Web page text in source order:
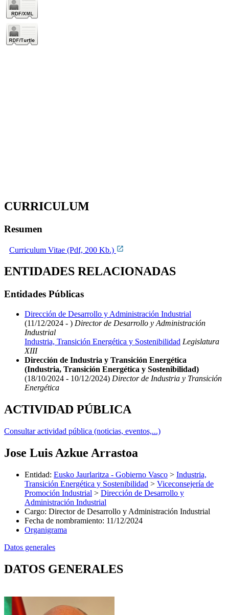
CURRICULUM
Resumen
Curriculum Vitae (Pdf, 200 Kb.)
ENTIDADES RELACIONADAS
Entidades Públicas
Dirección de Desarrollo y Administración Industrial
(11/12/2024 - ) Director de Desarrollo y Administración
Industrial
Industria, Transición Energética y Sostenibilidad Legislatura
XIII
Dirección de Industria y Transición Energética
(Industria, Transición Energética y Sostenibilidad)
(18/10/2024 - 10/12/2024) Director de Industria y Transición
Energética
ACTIVIDAD PÚBLICA
Consultar actividad pública (noticias, eventos,...)
Jose Luis Azkue Arrastoa
Entidad: Eusko Jaurlaritza - Gobierno Vasco > Industria,
Transición Energética y Sostenibilidad > Viceconsejería de
Promoción Industrial > Dirección de Desarrollo y
Administración Industrial
Cargo: Director de Desarrollo y Administración Industrial
Fecha de nombramiento: 11/12/2024
Organigrama
Datos generales
DATOS GENERALES